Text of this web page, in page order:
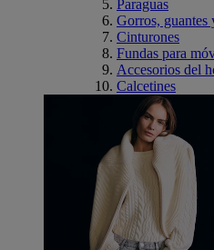
Paraguas
Gorros, guantes
Cinturones
Fundas para
Accesorios del
Calcetines